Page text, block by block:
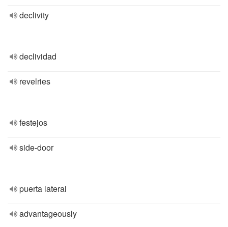
declivity
declividad
revelries
festejos
side-door
puerta lateral
advantageously